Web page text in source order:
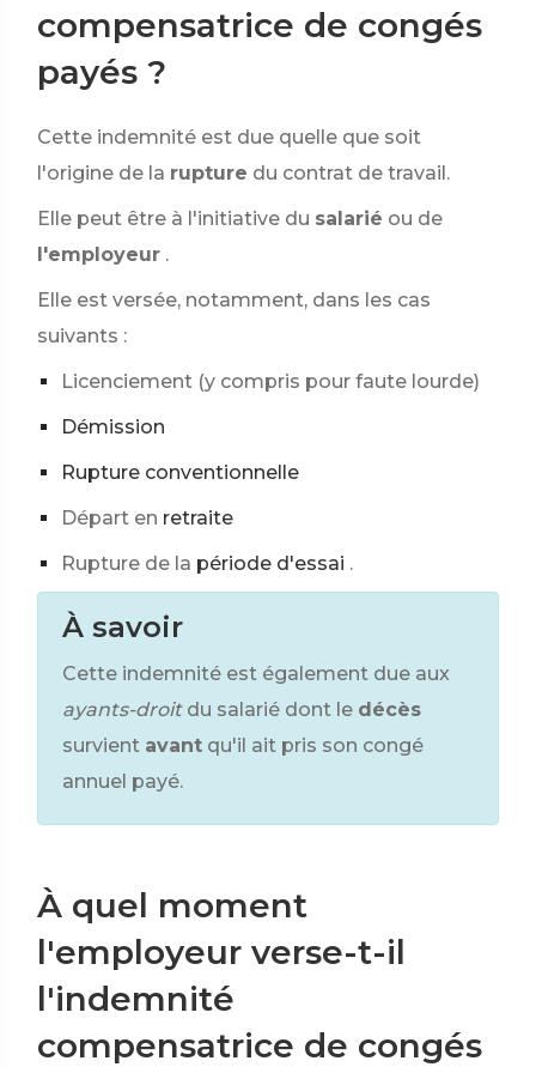
compensatrice de congés
payés ?
Cette indemnité est due quelle que soit
l'origine de la rupture du contrat de travail.
Elle peut être à l'initiative du salarié ou de
l'employeur .
Elle est versée, notamment, dans les cas
suivants :
Licenciement (y compris pour faute lourde)
Démission
Rupture conventionnelle
Départ en retraite
Rupture de la période d'essai .
À savoir
Cette indemnité est également due aux
ayants-droit du salarié dont le décès
survient avant qu'il ait pris son congé
annuel payé.
À quel moment
l'employeur verse-t-il
l'indemnité
compensatrice de congés